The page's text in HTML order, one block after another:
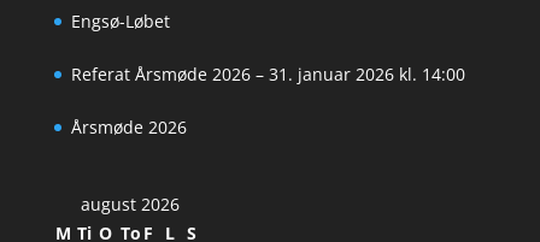
Engsø-Løbet
Referat Årsmøde 2026 – 31. januar 2026 kl. 14:00
Årsmøde 2026
august 2026
M Ti O To F L S